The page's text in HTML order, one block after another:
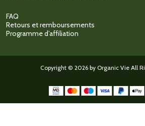
FAQ
Retours et remboursements
Programme d’affiliation
Copyright © 2026 by Organic Vie All